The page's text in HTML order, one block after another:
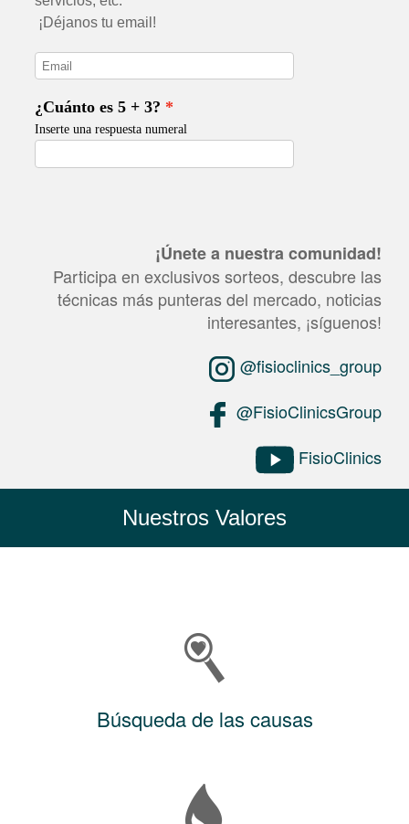
¡Únete a nuestra comunidad!
Participa en exclusivos sorteos, descubre las
técnicas más punteras del mercado, noticias
interesantes, ¡síguenos!
@fisioclinics_group
@FisioClinicsGroup
FisioClinics
Nuestros Valores
Búsqueda de las causas